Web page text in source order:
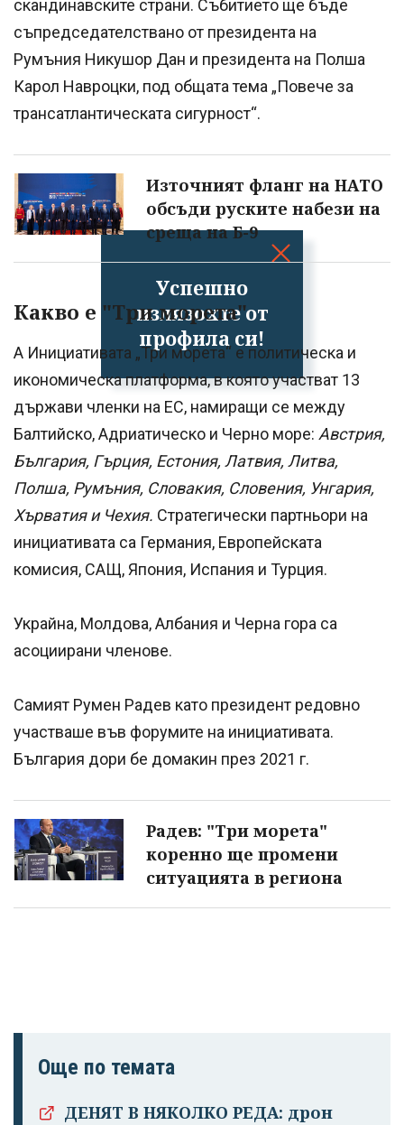
Успешно
излязохте от
профила си!
скандинавските страни. Събитието ще бъде
съпредседателствано от президента на
Румъния Никушор Дан и президента на Полша
Карол Навроцки, под общата тема „Повече за
трансатлантическата сигурност“.
Източният фланг на НАТО
обсъди руските набези на
среща на Б-9
Какво е "Три морета"
А Инициативата „Три морета“ е политическа и
икономическа платформа, в която участват 13
държави членки на ЕС, намиращи се между
Балтийско, Адриатическо и Черно море: Австрия,
България, Гърция, Естония, Латвия, Литва,
Полша, Румъния, Словакия, Словения, Унгария,
Хърватия и Чехия. Стратегически партньори на
инициативата са Германия, Европейската
комисия, САЩ, Япония, Испания и Турция.
Украйна, Молдова, Албания и Черна гора са
асоциирани членове.
Самият Румен Радев като президент редовно
участваше във форумите на инициативата.
България дори бе домакин през 2021 г.
Радев: "Три морета"
коренно ще промени
ситуацията в региона
Още по темата
ДЕНЯТ В НЯКОЛКО РЕДА: дрон